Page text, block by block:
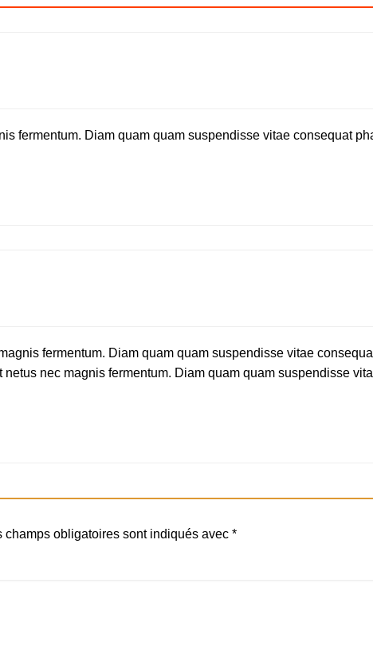
fermentum. Diam quam quam suspendisse vitae consequat
fermentum. Diam quam quam suspendisse vitae
nec magnis fermentum. Diam quam quam suspendisse
champs obligatoires sont indiqués avec *